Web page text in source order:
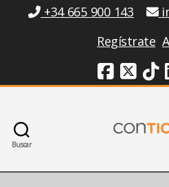
Información
+34 665 900 143
Regístrate
Redes
Buscar